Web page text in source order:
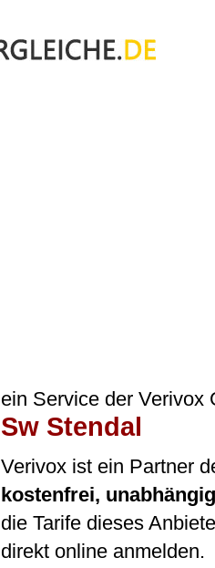
ein Service der Verivox
Sw Stendal
Verivox ist ein Partner
kostenfrei,
die Tarife dieses
direkt online anmelden.